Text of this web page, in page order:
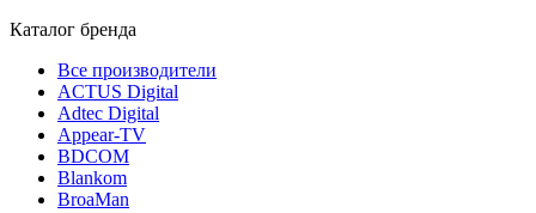
Каталог бренда
Все производители
ACTUS Digital
Adtec Digital
Appear-TV
BDCOM
Blankom
BroaMan